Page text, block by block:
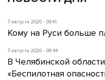
7 августа 2026 - 09:41
Кому на Руси больше
7 августа 2026 - 08:44
В Челябинской
«Беспилотная